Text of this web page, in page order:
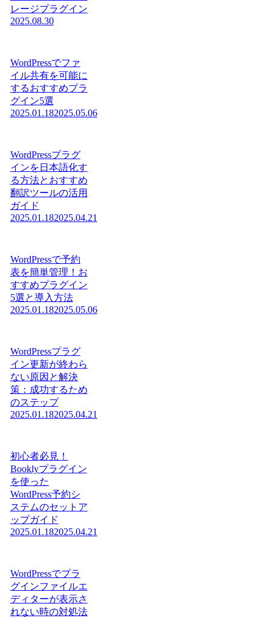
レージプラグイン
2025.08.30
WordPressでファ
イル共有を可能に
するおすすめプラ
グイン5選
2025.01.182025.05.06
WordPressプラグ
インを日本語化す
る方法とおすすめ
翻訳ツールの活用
ガイド
2025.01.182025.04.21
WordPressで予約
表を簡単管理！お
すすめプラグイン
5選と導入方法
2025.01.182025.05.06
WordPressプラグ
イン更新が終わら
ない原因と解決
策：成功するため
のステップ
2025.01.182025.04.21
初心者必見！
Booklyプラグイン
を使った
WordPress予約シ
ステムのセットア
ップガイド
2025.01.182025.04.21
WordPressでプラ
グインファイルエ
ディターが表示さ
れない時の対処法